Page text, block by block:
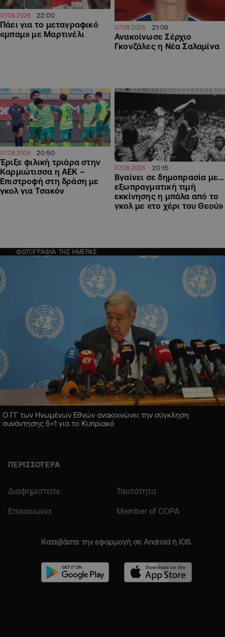
07.08.2026 22:00
Πάει για το μεταγραφικό
«μπαμ» με Μαρτινέλι
07.08.2026 21:09
Ανακοίνωσε Σέρχιο
Γκονζάλες η Νέα Σαλαμίνα
07.08.2026 20:50
Έριξε φιλική τριάρα στην
Καρμιώτισσα η ΑΕΚ –
Επιστροφή στη δράση με
γκολ για Τσακόν
07.08.2026 20:15
Βγαίνει σε δημοπρασία με…
εξωπραγματική τιμή
εκκίνησης η μπάλα από το
γκολ με «το χέρι του Θεού»
ΦΩΤΟΓΡΑΦΙΑ ΤΗΣ ΗΜΕΡΑΣ
Ο ΓΓ των Ηνωμένων Εθνών ανακοινώνει την σύγκληση
συνάντησης 5+1 για το Κυπριακό
ΠΕΡΙΣΣΟΤΕΡΑ
Διαφημιστείτε Ταυτότητα
Επικοινωνία Member of COPA
Κατεβάστε την εφαρμογή σε Android ή iOS.